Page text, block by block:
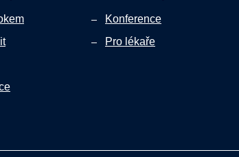
Konference
Pro lékaře